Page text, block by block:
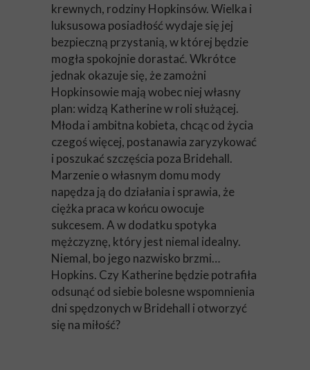
krewnych, rodziny Hopkinsów. Wielka i
luksusowa posiadłość wydaje się jej
bezpieczną przystanią, w której będzie
mogła spokojnie dorastać. Wkrótce
jednak okazuje się, że zamożni
Hopkinsowie mają wobec niej własny
plan: widzą Katherine w roli służącej.
Młoda i ambitna kobieta, chcąc od życia
czegoś więcej, postanawia zaryzykować
i poszukać szczęścia poza Bridehall.
Marzenie o własnym domu mody
napędza ją do działania i sprawia, że
ciężka praca w końcu owocuje
sukcesem. A w dodatku spotyka
mężczyznę, który jest niemal idealny.
Niemal, bo jego nazwisko brzmi…
Hopkins. Czy Katherine będzie potrafiła
odsunąć od siebie bolesne wspomnienia
dni spędzonych w Bridehall i otworzyć
się na miłość?